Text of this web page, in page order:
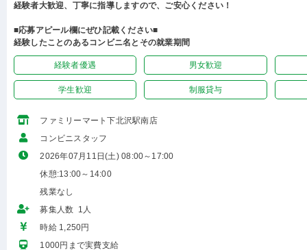
経験者大歓迎、丁寧に指導しますので、ご安心ください！
■応募アピール欄にぜひ記載ください■
経験したことのあるコンビニ名とその就業期間
経験者優遇 男女歓迎
学生歓迎 制服貸与
ファミリーマート下北沢駅南店
コンビニスタッフ
2026年07月11日(土) 08:00～17:00
休憩:13:00～14:00
残業なし
募集人数 1人
時給 1,250円
1000円まで実費支給